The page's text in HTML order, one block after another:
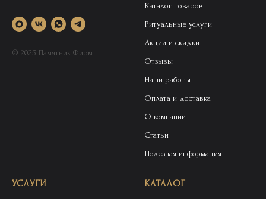
© 2025 Памятник Фирм
Каталог товаров
Ритуальные услуги
Акции и скидки
Отзывы
Наши работы
Оплата и доставка
О компании
Статьи
Полезная информация
УСЛУГИ КАТАЛОГ